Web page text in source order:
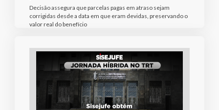
Decisão assegura que parcelas pagas em atraso sejam
corrigidas desde a data em que eram devidas, preservando o
valor real do benefício